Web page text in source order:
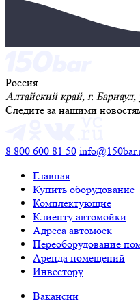
Россия
Алтайский край, г. Барнаул,
Следите за нашими
8 800 600 81 50
Главная
Купить оборудование
Комплектующие
Клиенту автомойки
Адреса автомоек
Переоборудование
Аренда помещений
Инвестору
Вакансии